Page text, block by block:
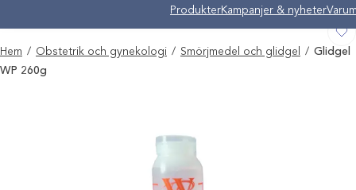
Undermeny stängd: Varumärken
ProdukterKampanjer & nyheter
Hem / Obstetrik och gynekologi / Smörjmedel och glidgel / Glidgel
WP 260g